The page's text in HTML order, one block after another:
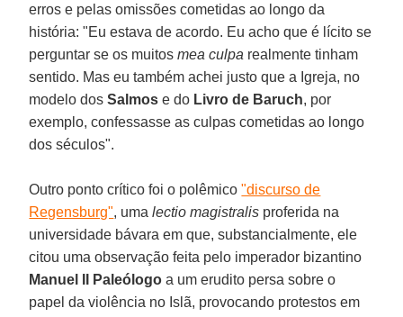
erros e pelas omissões cometidas ao longo da
história: "Eu estava de acordo. Eu acho que é lícito se
perguntar se os muitosmea culpa realmente tinham
sentido. Mas eu também achei justo que a Igreja, no
modelo dosSalmos e do Livro de Baruch, por
exemplo, confessasse as culpas cometidas ao longo
dos séculos".
Outro ponto crítico foi o polêmico"discurso de
Regensburg", umalectio magistralis proferida na
universidade bávara em que, substancialmente, ele
citou uma observação feita pelo imperador bizantino
Manuel II Paleólogo a um erudito persa sobre o
papel da violência no Islã, provocando protestos em